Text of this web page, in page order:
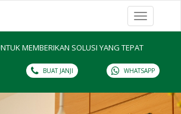
Toggle
navigation
MEMBERIKAN SOLUSI YANG TEPAT
BUAT JANJI WHATSAPP